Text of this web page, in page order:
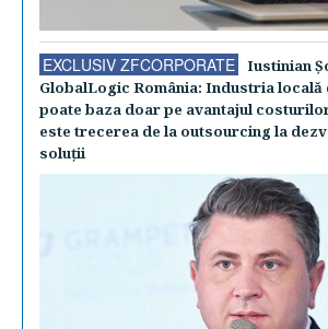
EXCLUSIV ZFCORPORATE
Iustinian
GlobalLogic România: Industria locală
poate baza doar pe avantajul
este trecerea de la outsourcing la
soluţii